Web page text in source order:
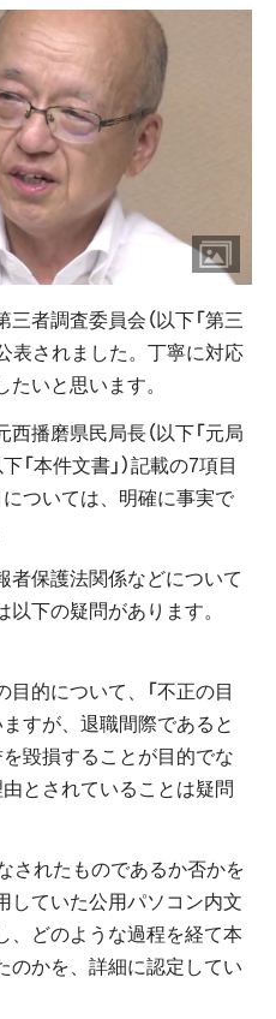
者調査委員会（以下「第三
表されました。丁寧に対応
いと思います。
播磨県民局長（以下「元局
「本件文書」）記載の7項目
ついては、明確に事実で
者保護法関係などについて
下の疑問があります。
的について、「不正の目
すが、退職間際であると
毀損することが目的でな
とされていることは疑問
されたものであるか否かを
していた公用パソコン内文
、どのような過程を経て本
のかを、詳細に認定してい